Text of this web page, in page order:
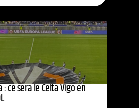
: ce sera le Celta Vigo en